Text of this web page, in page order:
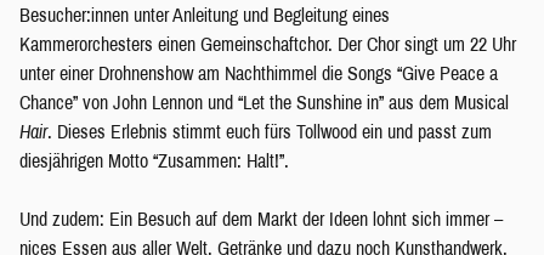
Besucher:innen unter Anleitung und Begleitung eines
Kammerorchesters einen Gemeinschaftchor. Der Chor singt um 22 Uhr
unter einer Drohnenshow am Nachthimmel die Songs “Give Peace a
Chance” von John Lennon und “Let the Sunshine in” aus dem Musical
Hair. Dieses Erlebnis stimmt euch fürs Tollwood ein und passt zum
diesjährigen Motto “Zusammen: Halt!”.
Und zudem: Ein Besuch auf dem Markt der Ideen lohnt sich immer –
nices Essen aus aller Welt, Getränke und dazu noch Kunsthandwerk.